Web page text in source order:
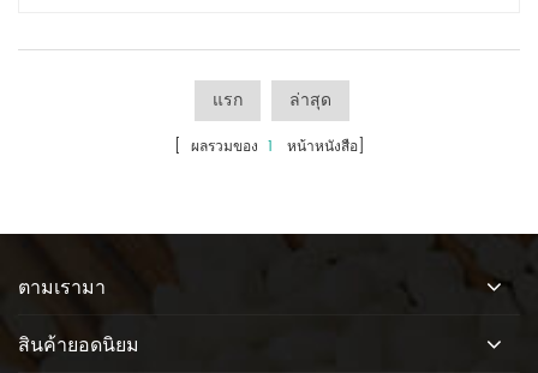
แรก ล่าสุด
[ ผลรวมของ 1 หน้าหนังสือ]
ตามเรามา
สินค้ายอดนิยม